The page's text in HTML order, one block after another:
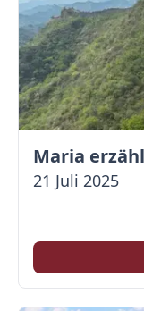
21 Juli 2025